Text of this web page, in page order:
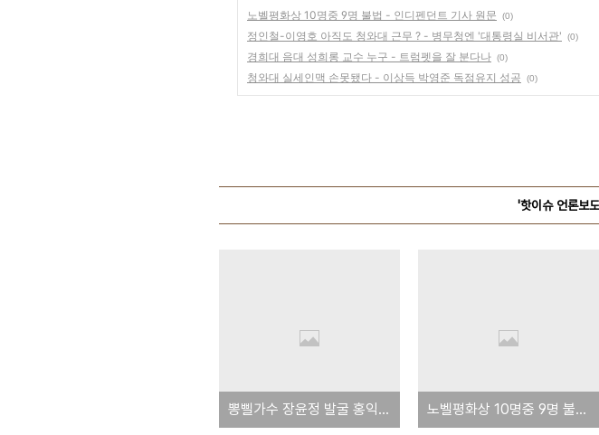
노벨평화상 10명중 9명 불법 - 인디펜던트 기사 원문 (0)
정인철-이영호 아직도 청와대 근무 ? - 병무청엔 '대통령실 비서관' (0)
경희대 음대 성희롱 교수 누구 - 트럼펫을 잘 분다나 (0)
청와대 실세인맥 손못됐다 - 이상득 박영준 독점유지 성공 (0)
'핫이슈 언론보
뽕삘가수 장윤정 발굴 홍익선 사장 노벨평화상 10명중 9명 불법 - 인디펜던트 기사 원문